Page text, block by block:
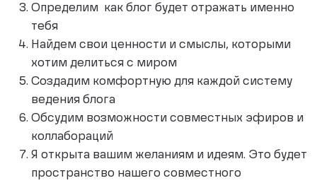
Определим как блог будет отражать именно
тебя
Найдем свои ценности и смыслы, которыми
хотим делиться с миром
Создадим комфортную для каждой систему
ведения блога
Обсудим возможности совместных эфиров и
коллабораций
Я открыта вашим желаниям и идеям. Это будет
пространство нашего совместного